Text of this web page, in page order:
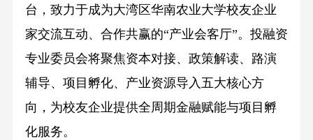
台，致力于成为大湾区华南农业大学校友企业
家交流互动、合作共赢的“产业会客厅”。投融资
专业委员会将聚焦资本对接、政策解读、路演
辅导、项目孵化、产业资源导入五大核心方
向，为校友企业提供全周期金融赋能与项目孵
化服务。